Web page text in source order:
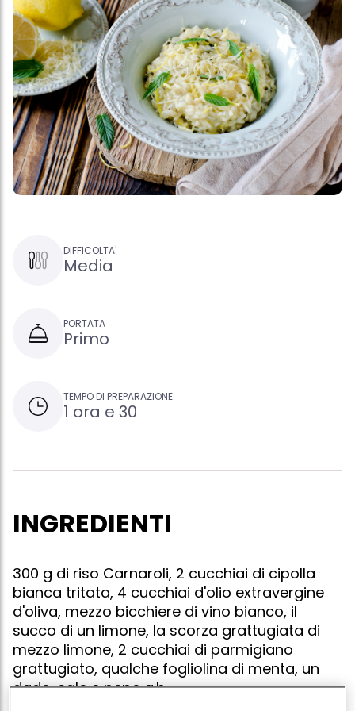
DIFFICOLTA'
Media
PORTATA
Primo
TEMPO DI PREPARAZIONE
1 ora e 30
INGREDIENTI
300 g di riso Carnaroli, 2 cucchiai di cipolla
bianca tritata, 4 cucchiai d'olio extravergine
d'oliva, mezzo bicchiere di vino bianco, il
succo di un limone, la scorza grattugiata di
mezzo limone, 2 cucchiai di parmigiano
grattugiato, qualche fogliolina di menta, un
dado, sale e pepe q.b.